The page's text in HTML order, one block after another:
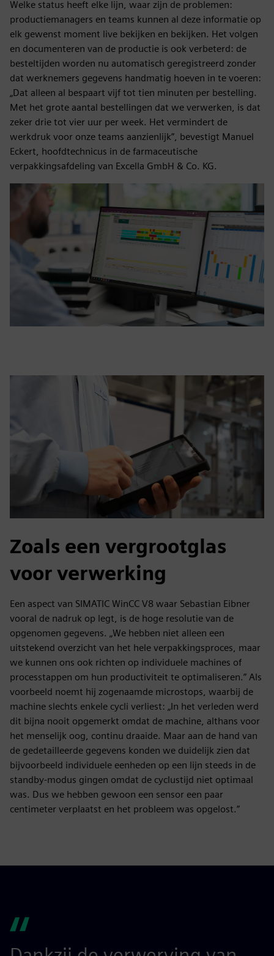
Welke status heeft elke lijn, waar zijn de problemen:
productiemanagers en teams kunnen al deze informatie op
elk gewenst moment live bekijken en bekijken. Het volgen
en documenteren van de productie is ook verbeterd: de
besteltijden worden nu automatisch geregistreerd zonder
dat werknemers gegevens handmatig hoeven in te voeren:
„Dat alleen al bespaart vijf tot tien minuten per bestelling.
Met het grote aantal bestellingen dat we verwerken, is dat
zeker drie tot vier uur per week. Het vermindert de
werkdruk voor onze teams aanzienlijk”, bevestigt Manuel
Eckert, hoofdtechnicus in de farmaceutische
verpakkingsafdeling van Excella GmbH & Co. KG.
Zoals een vergrootglas
voor verwerking
Een aspect van SIMATIC WinCC V8 waar Sebastian Eibner
vooral de nadruk op legt, is de hoge resolutie van de
opgenomen gegevens. „We hebben niet alleen een
uitstekend overzicht van het hele verpakkingsproces, maar
we kunnen ons ook richten op individuele machines of
processtappen om hun productiviteit te optimaliseren.” Als
voorbeeld noemt hij zogenaamde microstops, waarbij de
machine slechts enkele cycli verliest: „In het verleden werd
dit bijna nooit opgemerkt omdat de machine, althans voor
het menselijk oog, continu draaide. Maar aan de hand van
de gedetailleerde gegevens konden we duidelijk zien dat
bijvoorbeeld individuele eenheden op een lijn steeds in de
standby-modus gingen omdat de cyclustijd niet optimaal
was. Dus we hebben gewoon een sensor een paar
centimeter verplaatst en het probleem was opgelost.”